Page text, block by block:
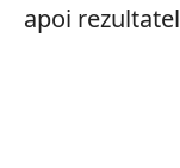
apoi